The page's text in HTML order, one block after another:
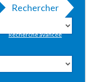
Rechercher
Recherche avancée